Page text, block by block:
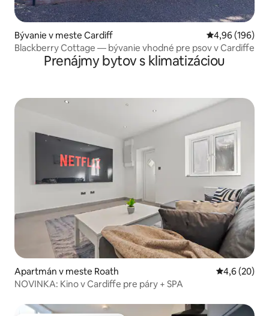
Bývanie v meste Cardiff Priemerné
4,96 (196)
Blackberry Cottage — bývanie vhodné pre psov v Cardiffe
Prenájmy bytov s klimatizáciou
Apartmán v meste Roath Priemerné
4,6 (20)
NOVINKA: Kino v Cardiffe pre páry + SPA